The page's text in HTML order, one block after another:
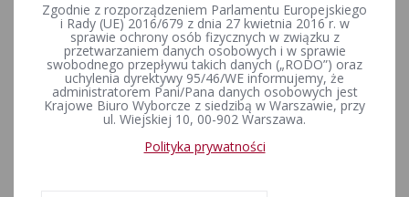
Zakończenie konsultacji ws. kształtu kart do głosowania
Prawo Wyborcze - Samorządowe Prawo Wyborcze. Zbiór
aktów prawnych oraz wyjaśnień Państwowej Komisji
Wyborczej. - Stan prawny na dzień 30 kwietnia 1999 r.
Zgodnie z rozporządzeniem Parlamentu Europejskiego
i Rady (UE) 2016/679 z dnia 27 kwietnia 2016 r. w
sprawie ochrony osób fizycznych w związku z
przetwarzaniem danych osobowych i w sprawie
swobodnego przepływu takich danych („RODO”) oraz
uchylenia dyrektywy 95/46/WE informujemy, że
administratorem Pani/Pana danych osobowych jest
Krajowe Biuro Wyborcze z siedzibą w Warszawie, przy
ul. Wiejskiej 10, 00-902 Warszawa.
Polityka prywatności